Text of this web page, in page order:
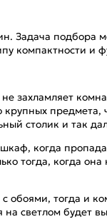
Задача подбора
компактности и
столик и так
когда
тогда, когда
тогда и
светлом будет